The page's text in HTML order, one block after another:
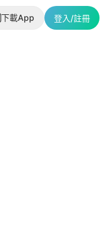
下載App 登入/註冊